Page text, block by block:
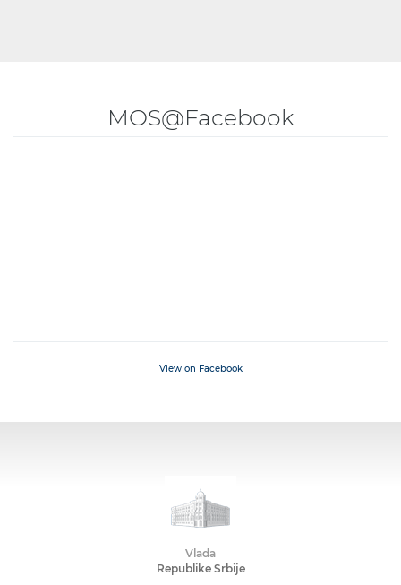
MOS@Facebook
View on Facebook
Vlada
Republike Srbije